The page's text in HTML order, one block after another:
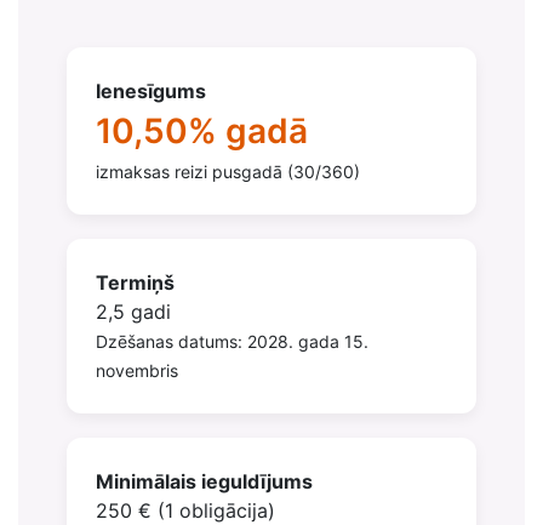
Ienesīgums
10,50% gadā
izmaksas reizi pusgadā (30/360)
Termiņš
2,5 gadi
Dzēšanas datums: 2028. gada 15.
novembris
Minimālais ieguldījums
250 € (1 obligācija)